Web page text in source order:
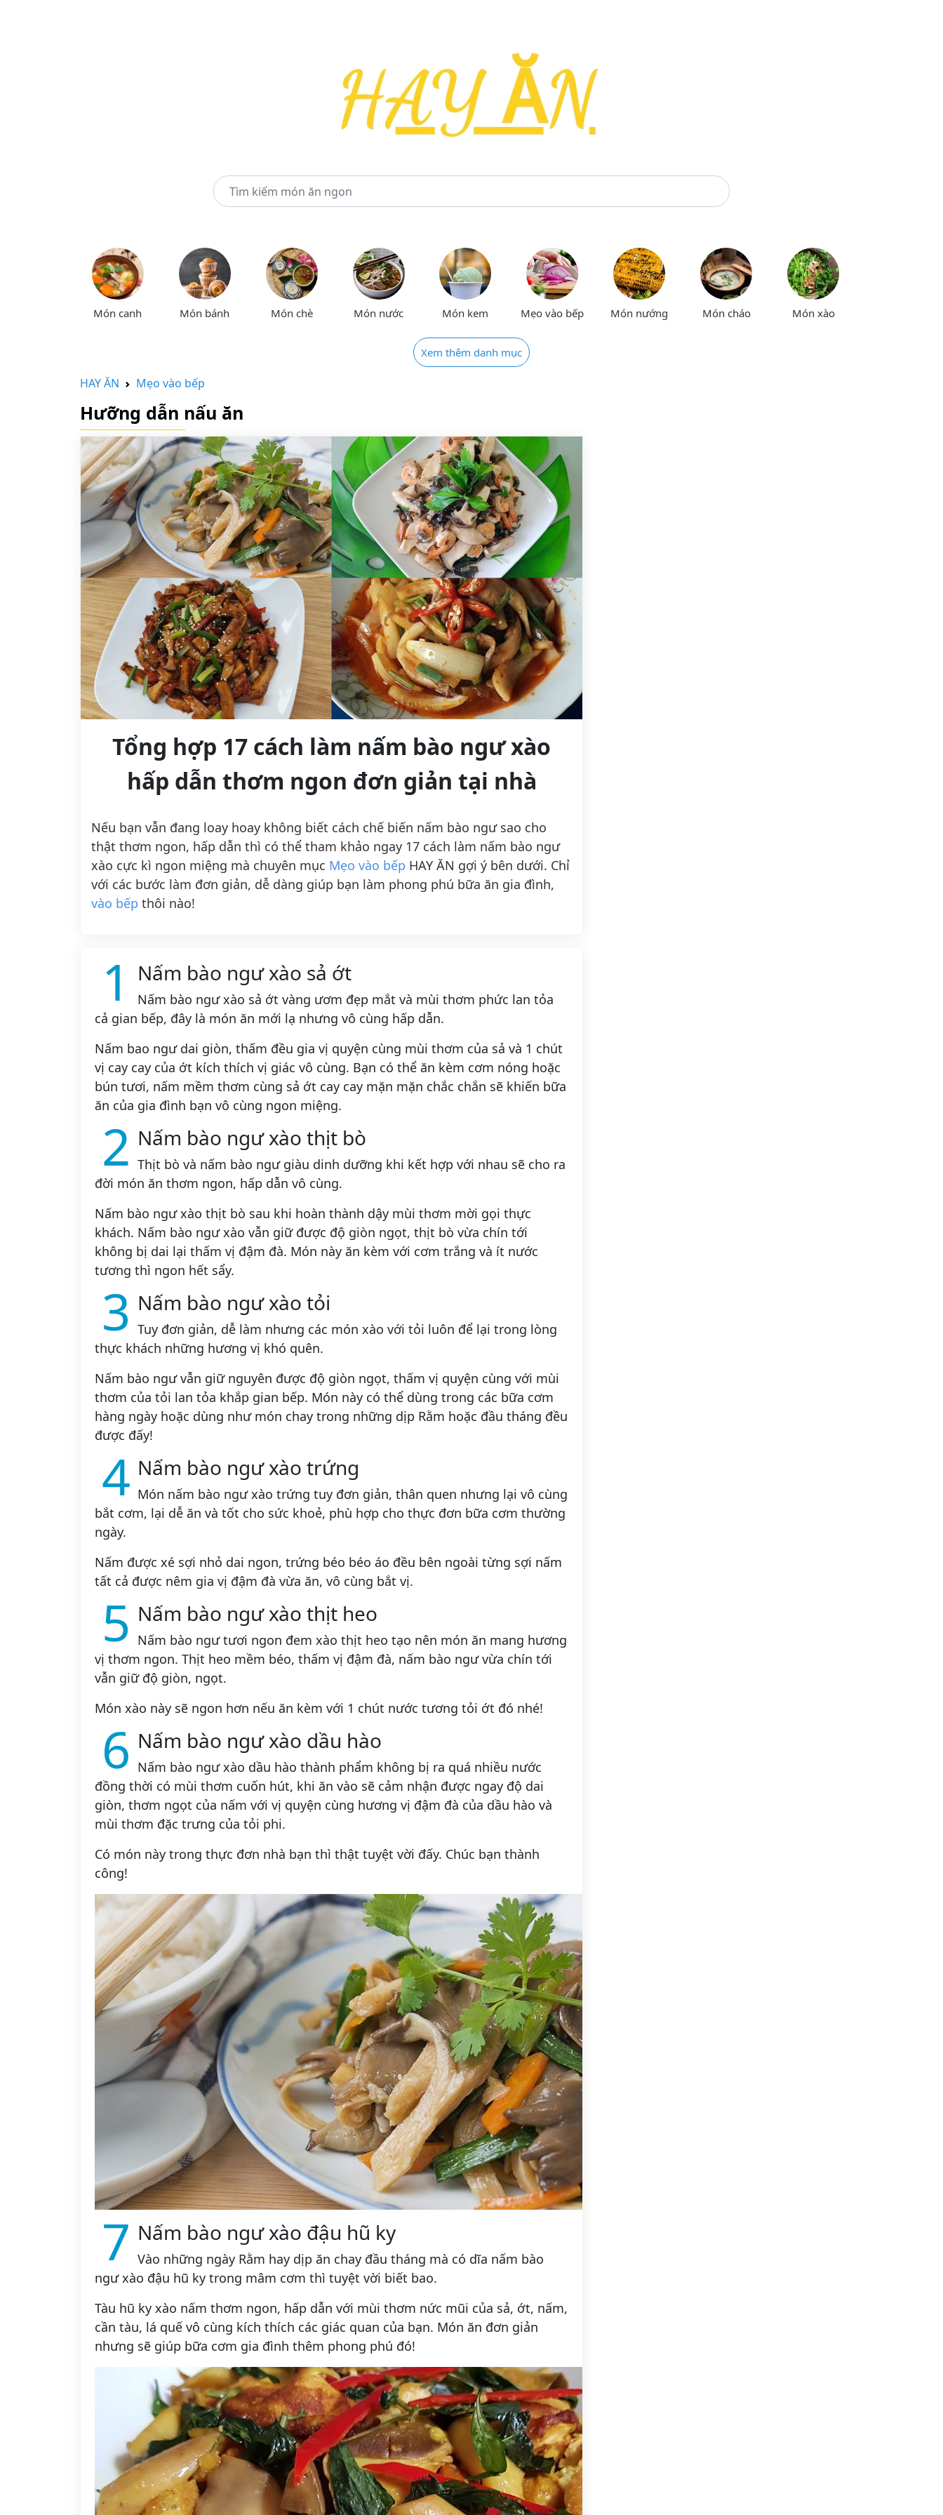
Món canh Món bánh Món chè Món nước Món kem Mẹo vào bếp Món nướng Món cháo Món xào
Xem thêm danh mục
HAY ĂN Mẹo vào bếp
Hưỡng dẫn nấu ăn
Tổng hợp 17 cách làm nấm bào ngư xào
hấp dẫn thơm ngon đơn giản tại nhà
Nếu bạn vẫn đang loay hoay không biết cách chế biến nấm bào ngư sao cho
thật thơm ngon, hấp dẫn thì có thể tham khảo ngay 17 cách làm nấm bào ngư
xào cực kì ngon miệng mà chuyên mục Mẹo vào bếp HAY ĂN gợi ý bên dưới. Chỉ
với các bước làm đơn giản, dễ dàng giúp bạn làm phong phú bữa ăn gia đình,
vào bếp thôi nào!
1 Nấm bào ngư xào sả ớt
Nấm bào ngư xào sả ớt vàng ươm đẹp mắt và mùi thơm phức lan tỏa
cả gian bếp, đây là món ăn mới lạ nhưng vô cùng hấp dẫn.
Nấm bao ngư dai giòn, thấm đều gia vị quyện cùng mùi thơm của sả và 1 chút
vị cay cay của ớt kích thích vị giác vô cùng. Bạn có thể ăn kèm cơm nóng hoặc
bún tươi, nấm mềm thơm cùng sả ớt cay cay mặn mặn chắc chắn sẽ khiến bữa
ăn của gia đình bạn vô cùng ngon miệng.
2 Nấm bào ngư xào thịt bò
Thịt bò và nấm bào ngư giàu dinh dưỡng khi kết hợp với nhau sẽ cho ra
đời món ăn thơm ngon, hấp dẫn vô cùng.
Nấm bào ngư xào thịt bò sau khi hoàn thành dậy mùi thơm mời gọi thực
khách. Nấm bào ngư xào vẫn giữ được độ giòn ngọt, thịt bò vừa chín tới
không bị dai lại thấm vị đậm đà. Món này ăn kèm với cơm trắng và ít nước
tương thì ngon hết sẩy.
3 Nấm bào ngư xào tỏi
Tuy đơn giản, dễ làm nhưng các món xào với tỏi luôn để lại trong lòng
thực khách những hương vị khó quên.
Nấm bào ngư vẫn giữ nguyên được độ giòn ngọt, thấm vị quyện cùng với mùi
thơm của tỏi lan tỏa khắp gian bếp. Món này có thể dùng trong các bữa cơm
hàng ngày hoặc dùng như món chay trong những dịp Rằm hoặc đầu tháng đều
được đấy!
4 Nấm bào ngư xào trứng
Món nấm bào ngư xào trứng tuy đơn giản, thân quen nhưng lại vô cùng
bắt cơm, lại dễ ăn và tốt cho sức khoẻ, phù hợp cho thực đơn bữa cơm thường
ngày.
Nấm được xé sợi nhỏ dai ngon, trứng béo béo áo đều bên ngoài từng sợi nấm
tất cả được nêm gia vị đậm đà vừa ăn, vô cùng bắt vị.
5 Nấm bào ngư xào thịt heo
Nấm bào ngư tươi ngon đem xào thịt heo tạo nên món ăn mang hương
vị thơm ngon. Thịt heo mềm béo, thấm vị đậm đà, nấm bào ngư vừa chín tới
vẫn giữ độ giòn, ngọt.
Món xào này sẽ ngon hơn nếu ăn kèm với 1 chút nước tương tỏi ớt đó nhé!
6 Nấm bào ngư xào dầu hào
Nấm bào ngư xào dầu hào thành phẩm không bị ra quá nhiều nước
đồng thời có mùi thơm cuốn hút, khi ăn vào sẽ cảm nhận được ngay độ dai
giòn, thơm ngọt của nấm với vị quyện cùng hương vị đậm đà của dầu hào và
mùi thơm đặc trưng của tỏi phi.
Có món này trong thực đơn nhà bạn thì thật tuyệt vời đấy. Chúc bạn thành
công!
7 Nấm bào ngư xào đậu hũ ky
Vào những ngày Rằm hay dịp ăn chay đầu tháng mà có dĩa nấm bào
ngư xào đậu hũ ky trong mâm cơm thì tuyệt vời biết bao.
Tàu hũ ky xào nấm thơm ngon, hấp dẫn với mùi thơm nức mũi của sả, ớt, nấm,
cần tàu, lá quế vô cùng kích thích các giác quan của bạn. Món ăn đơn giản
nhưng sẽ giúp bữa cơm gia đình thêm phong phú đó!